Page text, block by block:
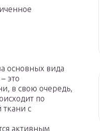
основных вида
это
в свою очередь,
по
ткани с
активным